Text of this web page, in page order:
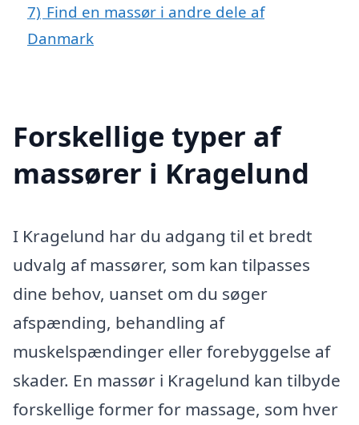
7) Find en massør i andre dele af
Danmark
Forskellige typer af
massører i Kragelund
I Kragelund har du adgang til et bredt
udvalg af massører, som kan tilpasses
dine behov, uanset om du søger
afspænding, behandling af
muskelspændinger eller forebyggelse af
skader. En massør i Kragelund kan tilbyde
forskellige former for massage, som hver